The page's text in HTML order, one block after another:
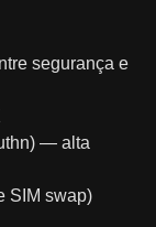
segurança e
— alta
SIM swap)